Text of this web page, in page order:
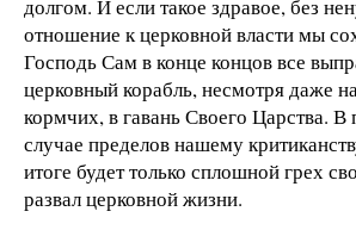
долгом. И если такое здравое, без
отношение к церковной власти мы
Господь Сам в конце концов все
церковный корабль, несмотря даже
кормчих, в гавань Своего Царства.
случае пределов нашему
итоге будет только сплошной грех
развал церковной жизни.